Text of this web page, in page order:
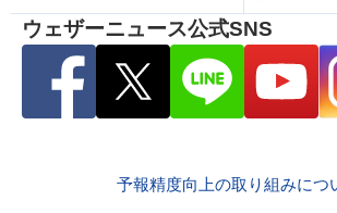
ウェザーニュース公式SNS
予報精度向上の取り組みにつ